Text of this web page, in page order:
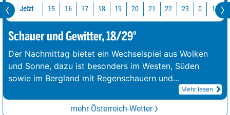
Jetzt 15 16 17 18 19 20 21 22 23 0 1
Schauer und Gewitter, 18/29°
Der Nachmittag bietet ein Wechselspiel aus Wolken
und Sonne, dazu ist besonders im Westen, Süden
sowie im Bergland mit Regenschauern und...
Mehr lesen
mehr Österreich-Wetter